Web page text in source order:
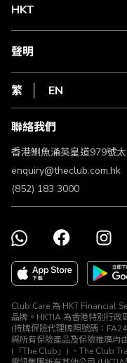
Club Shopping 商品領取站
常見問題
HKT
csl.
1010
HKT
聲明
私隱聲明
使用條款
條款及細則
不歧視及不騷擾聲明
認可牌照及通告
繁 EN
聯絡我們
香港鰂魚涌英皇道979號
enquiry@theclub.com.hk
(852) 183 3000
Club Care 為 HKT Financial
品牌。HKTIA 為香港特別行
(持牌保險代理牌照號碼：
與所有保險產品及保險推廣均
(「The Club」) 、The Club